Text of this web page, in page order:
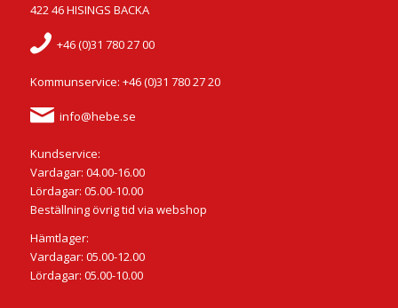
422 46 HISINGS BACKA
+46 (0)31 780 27 00
Kommunservice: +46 (0)31 780 27 20
info@hebe.se
Kundservice:
Vardagar: 04.00-16.00
Lördagar: 05.00-10.00
Beställning övrig tid via webshop
Hämtlager:
Vardagar: 05.00-12.00
Lördagar: 05.00-10.00